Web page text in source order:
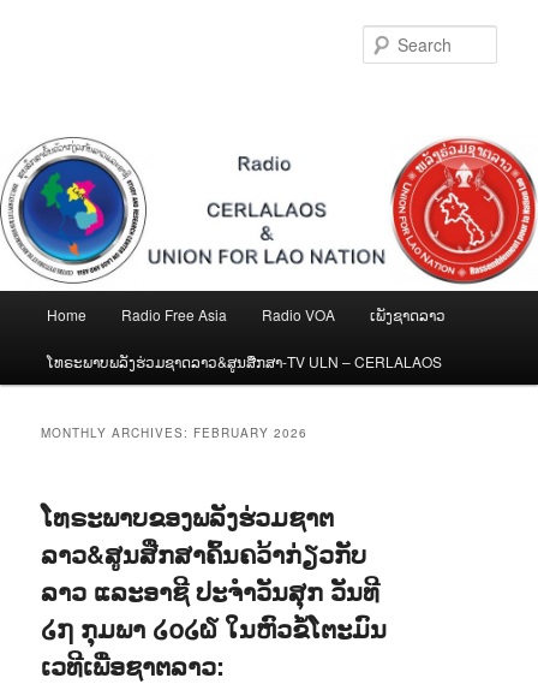
Home Radio Free Asia Radio VOA ເພັງຊາດລາວ
ໂທຣະພາບພລັງຮ່ວມຊາດລາວ&ສູນສືກສາ-TV ULN – CERLALAOS
MONTHLY ARCHIVES: FEBRUARY 2026
ໂທຣະພາບຂອງພລັງຮ່ວມຊາຕ
ລາວ&ສູນສືກສາຄົ້ນຄວ້າກ່ຽວກັບ
ລາວ ແລະອາຊີ ປະຈຳວັນສຸກ ວັນທີ
໒໗ ກຸມພາ ໒໐໒໖ ໃນຫົວຂໍ້ໂຕະມົນ
ເວທີເພື່ອຊາຕລາວ: